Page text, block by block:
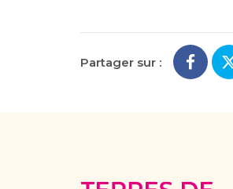
Partager sur :